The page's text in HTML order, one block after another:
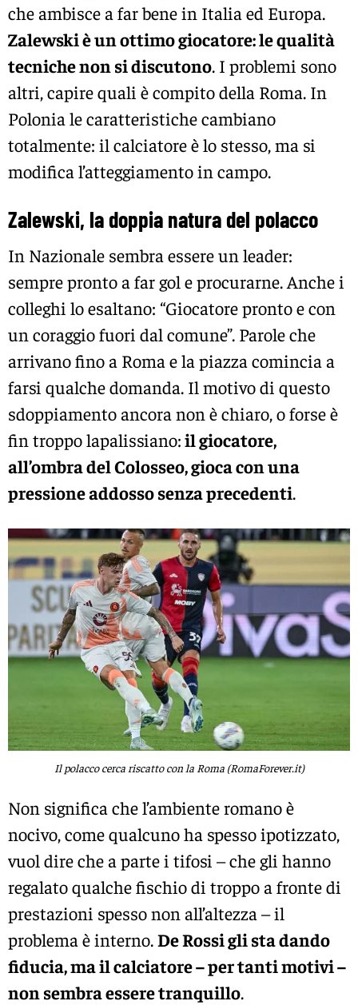
che ambisce a far bene in Italia ed Europa.
Zalewski è un ottimo giocatore: le qualità
tecniche non si discutono. I problemi sono
altri, capire quali è compito della Roma. In
Polonia le caratteristiche cambiano
totalmente: il calciatore è lo stesso, ma si
modifica l’atteggiamento in campo.
Zalewski, la doppia natura del polacco
In Nazionale sembra essere un leader:
sempre pronto a far gol e procurarne. Anche i
colleghi lo esaltano: “Giocatore pronto e con
un coraggio fuori dal comune”. Parole che
arrivano fino a Roma e la piazza comincia a
farsi qualche domanda. Il motivo di questo
sdoppiamento ancora non è chiaro, o forse è
fin troppo lapalissiano:il giocatore,
all’ombra del Colosseo, gioca con una
pressione addosso senza precedenti.
Il polacco cerca riscatto con la Roma (RomaForever.it)
Non significa che l’ambiente romano è
nocivo, come qualcuno ha spesso ipotizzato,
vuol dire che a parte i tifosi – che gli hanno
regalato qualche fischio di troppo a fronte di
prestazioni spesso non all’altezza – il
problema è interno. De Rossi gli sta dando
fiducia, ma il calciatore – per tanti motivi –
non sembra essere tranquillo.